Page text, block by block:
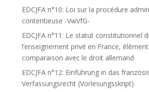
EDCJFA n°10: Loi sur la procédure
contentieuse -VwVfG-
EDCJFA n°11: Le statut constitutionnel
l’enseignement privé en France,
comparaison avec le droit allemand
EDCJFA n°12: Einführung in das
Verfassungsrecht (Vorlesungsskript)